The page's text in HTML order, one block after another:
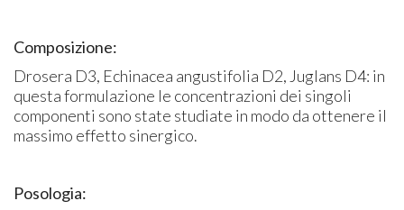
Composizione:
Drosera D3, Echinacea angustifolia D2, Juglans D4: in
questa formulazione le concentrazioni dei singoli
componenti sono state studiate in modo da ottenere il
massimo effetto sinergico.
Posologia: